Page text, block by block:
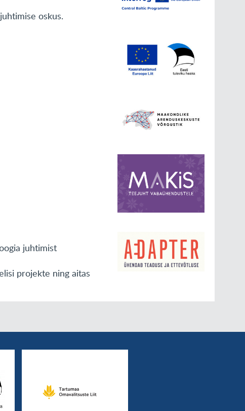
oskus.
juhtimist
projekte ning aitas